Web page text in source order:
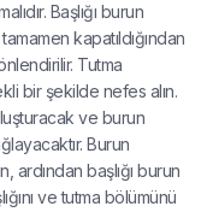
Başlığı burun
kapatıldığından
Tutma
bir şekilde nefes alın.
ve burun
Burun
ardından başlığı burun
ve tutma bölümünü